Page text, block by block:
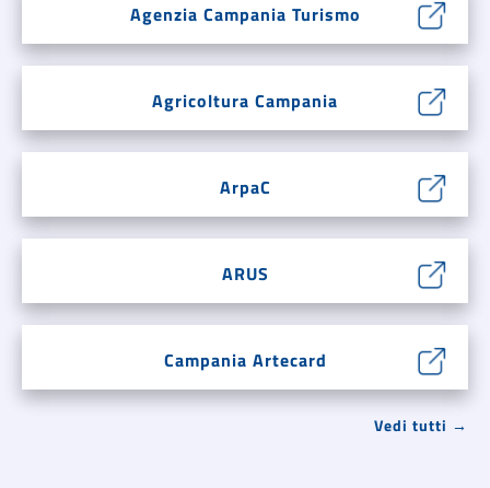
Agenzia Campania Turismo
Agricoltura Campania
ArpaC
ARUS
Campania Artecard
Vedi tutti →